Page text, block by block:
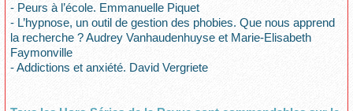
- Peurs à l’école. Emmanuelle Piquet
- L’hypnose, un outil de gestion des phobies. Que nous apprend
la recherche ? Audrey Vanhaudenhuyse et Marie-Elisabeth
Faymonville
- Addictions et anxiété. David Vergriete